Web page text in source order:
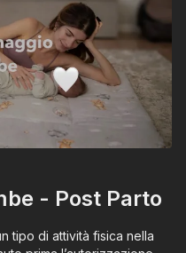
- Post Parto
tipo di attività fisica nella